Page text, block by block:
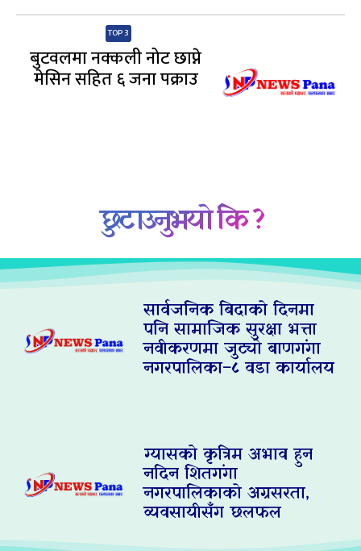
TOP 3
बुटवलमा नक्कली नोट छाप्ने
मेसिन सहित ६ जना पक्राउ
छुटाउनुभयो कि ?
सार्वजनिक बिदाको दिनमा
पनि सामाजिक सुरक्षा भत्ता
नवीकरणमा जुट्यो बाणगंगा
नगरपालिका–८ वडा कार्यालय
ग्यासको कृत्रिम अभाव हुन
नदिन शितगंगा
नगरपालिकाको अग्रसरता,
व्यवसायीसँग छलफल